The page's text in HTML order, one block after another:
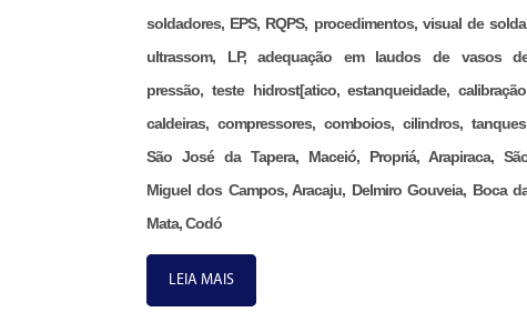
soldadores, EPS, RQPS, procedimentos, visual de
ultrassom, LP, adequação em laudos de vasos
pressão, teste hidrost[atico, estanqueidade,
caldeiras, compressores, comboios, cilindros,
São José da Tapera, Maceió, Propriá, Arapiraca,
Miguel dos Campos, Aracaju, Delmiro Gouveia, Boca
Mata, Codó
LEIA MAIS